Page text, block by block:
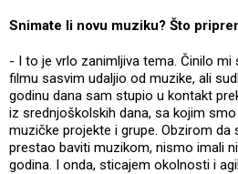
Snimate li novu muziku? Što
- I to je vrlo zanimljiva tema. Činilo
filmu sasvim udaljio od muzike, ali
godinu dana sam stupio u kontakt
iz srednjoškolskih dana, sa kojim
muzičke projekte i grupe. Obzirom da
prestao baviti muzikom, nismo imali
godina. I onda, sticajem okolnosti i